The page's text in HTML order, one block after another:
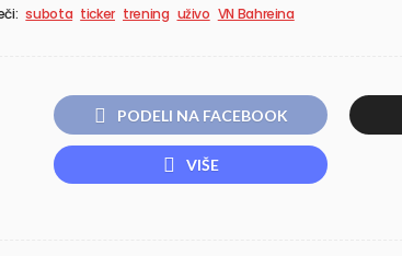
subota ticker trening uživo VN Bahreina
PODELI NA FACEBOOK
VIŠE